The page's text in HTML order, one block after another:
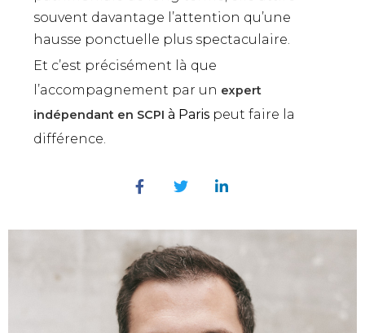
souvent davantage l’attention qu’une
hausse ponctuelle plus spectaculaire.
Et c’est précisément là que
l’accompagnement par un expert
indépendant en SCPI à Paris peut faire la
différence.